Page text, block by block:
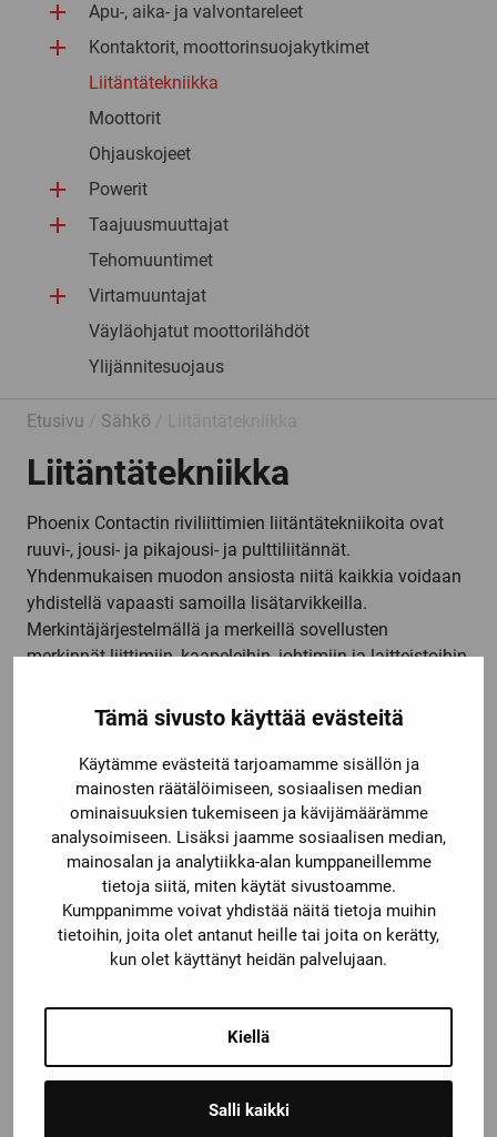
Tämä sivusto käyttää evästeitä
Käytämme evästeitä tarjoamamme sisällön ja
mainosten räätälöimiseen, sosiaalisen median
ominaisuuksien tukemiseen ja kävijämäärämme
analysoimiseen. Lisäksi jaamme sosiaalisen median,
mainosalan ja analytiikka-alan kumppaneillemme
tietoja siitä, miten käytät sivustoamme.
Kumppanimme voivat yhdistää näitä tietoja muihin
tietoihin, joita olet antanut heille tai joita on kerätty,
kun olet käyttänyt heidän palvelujaan.
Kiellä
Salli kaikki
Apu-, aika- ja valvontareleet
Kontaktorit, moottorinsuojakytkimet
Liitäntätekniikka
Moottorit
Ohjauskojeet
Powerit
Taajuusmuuttajat
Tehomuuntimet
Virtamuuntajat
Väyläohjatut moottorilähdöt
Ylijännitesuojaus
Etusivu Sähkö
Liitäntätekniikka
Phoenix Contactin riviliittimien liitäntätekniikoita ovat
ruuvi-, jousi- ja pikajousi- ja pulttiliitännät.
Yhdenmukaisen muodon ansiosta niitä kaikkia voidaan
yhdistellä vapaasti samoilla lisätarvikkeilla.
Merkintäjärjestelmällä ja merkeillä sovellusten
merkinnät liittimiin, kaapeleihin, johtimiin ja laitteistoihin
muut Phoenix Contact tuotteemme